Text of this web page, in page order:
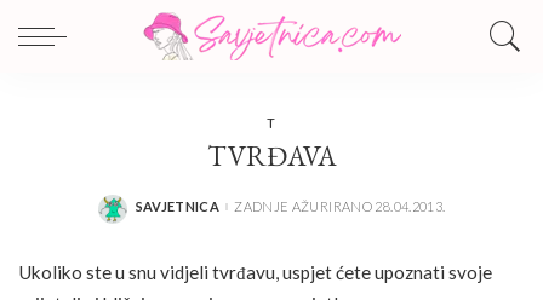
T
TVRĐAVA
POSTED
SAVJETNICA ZADNJE AŽURIRANO 28.04.2013.
Ukoliko ste u snu vidjeli tvrđavu, uspjet ćete upoznati svoje